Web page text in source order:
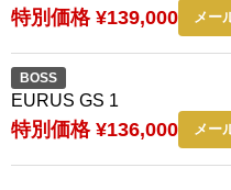
特別価格 ¥139,000 メー
BOSS
EURUS GS 1
特別価格 ¥136,000 メー